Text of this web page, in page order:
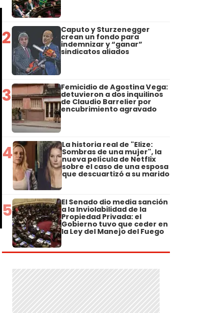
2 Caputo y Sturzenegger
crean un fondo para
indemnizar y “ganar”
sindicatos aliados
3 Femicidio de Agostina Vega:
detuvieron a dos inquilinos
de Claudio Barrelier por
encubrimiento agravado
4 La historia real de "Elize:
Sombras de una mujer", la
nueva película de Netflix
sobre el caso de una esposa
que descuartizó a su marido
5 El Senado dio media sanción
a la Inviolabilidad de la
Propiedad Privada: el
Gobierno tuvo que ceder en
la Ley del Manejo del Fuego